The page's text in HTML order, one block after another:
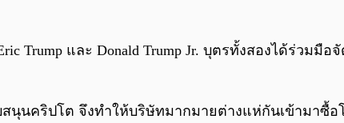
Trump และ Donald Trump Jr. บุตรทั้งสองได้ร่วมมื
นคริปโต จึงทำให้บริษัทมากมายต่างแห่กันเข้ามาซื้